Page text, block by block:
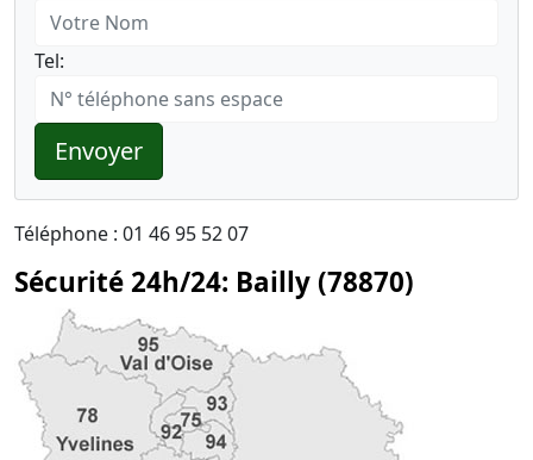
Tel:
Envoyer
Téléphone : 01 46 95 52 07
Sécurité 24h/24: Bailly (78870)